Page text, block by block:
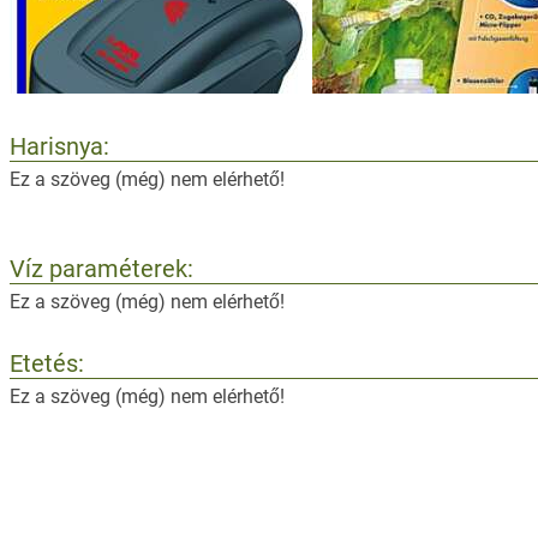
Harisnya:
Ez a szöveg (még) nem elérhető!
Víz paraméterek:
Ez a szöveg (még) nem elérhető!
Etetés:
Ez a szöveg (még) nem elérhető!